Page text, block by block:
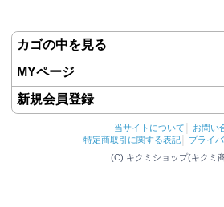
カゴの中を見る
MYページ
新規会員登録
当サイトについて
お問い
特定商取引に関する表記│
プライ
(C) キクミショップ(キクミ